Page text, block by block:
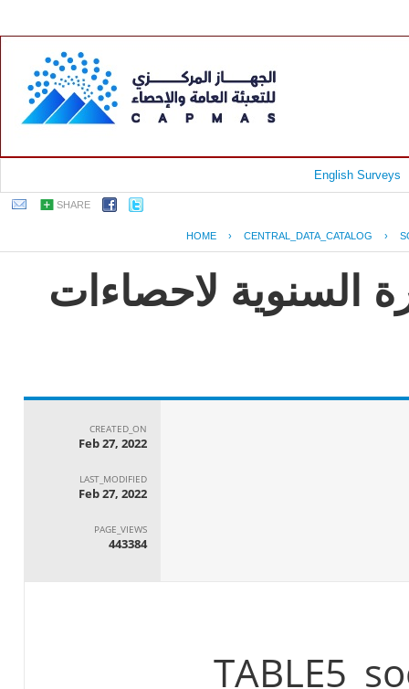
English Surveys
SHARE
HOME › CENTRAL_DATA_CATALOG ›
السنوية لاحصاءات
CREATED_ON
Feb 27, 2022
LAST_MODIFIED
Feb 27, 2022
PAGE_VIEWS
443384